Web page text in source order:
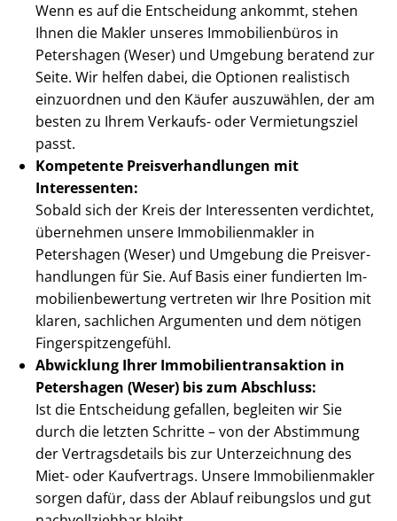
Wenn es auf die Entscheidung ankommt, stehen
Ihnen die Makler unseres Immobilienbüros in
Petershagen (Weser) und Umgebung beratend zur
Seite. Wir helfen dabei, die Optionen realistisch
einzuordnen und den Käufer auszuwählen, der am
besten zu Ihrem Verkaufs- oder Vermietungsziel
passt.
Kompetente Preis­ver­hand­lun­gen mit
Interessenten:
Sobald sich der Kreis der Interessenten verdichtet,
übernehmen unsere Im­mo­bi­li­en­mak­ler in
Petershagen (Weser) und Umgebung die Preis­ver­
hand­lun­gen für Sie. Auf Basis einer fundierten Im­
mo­bi­li­en­be­wer­tung vertreten wir Ihre Position mit
klaren, sachlichen Argumenten und dem nötigen
Fin­ger­spit­zen­ge­fühl.
Abwicklung Ihrer Im­mo­bi­li­en­trans­ak­ti­on in
Petershagen (Weser) bis zum Abschluss:
Ist die Entscheidung gefallen, begleiten wir Sie
durch die letzten Schritte – von der Abstimmung
der Vertragsdetails bis zur Unterzeichnung des
Miet- oder Kaufvertrags. Unsere Im­mo­bi­li­en­mak­ler
sorgen dafür, dass der Ablauf reibungslos und gut